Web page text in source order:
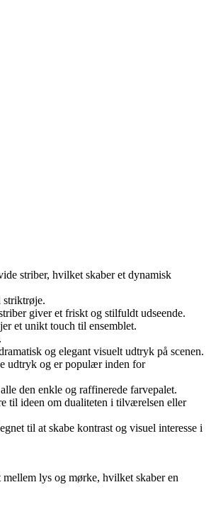
striber, hvilket skaber et dynamisk
striktrøje.
giver et friskt og stilfuldt udseende.
et unikt touch til ensemblet.
og elegant visuelt udtryk på scenen.
udtryk og er populær inden for
den enkle og raffinerede farvepalet.
til ideen om dualiteten i tilværelsen eller
til at skabe kontrast og visuel interesse i
lys og mørke, hvilket skaber en